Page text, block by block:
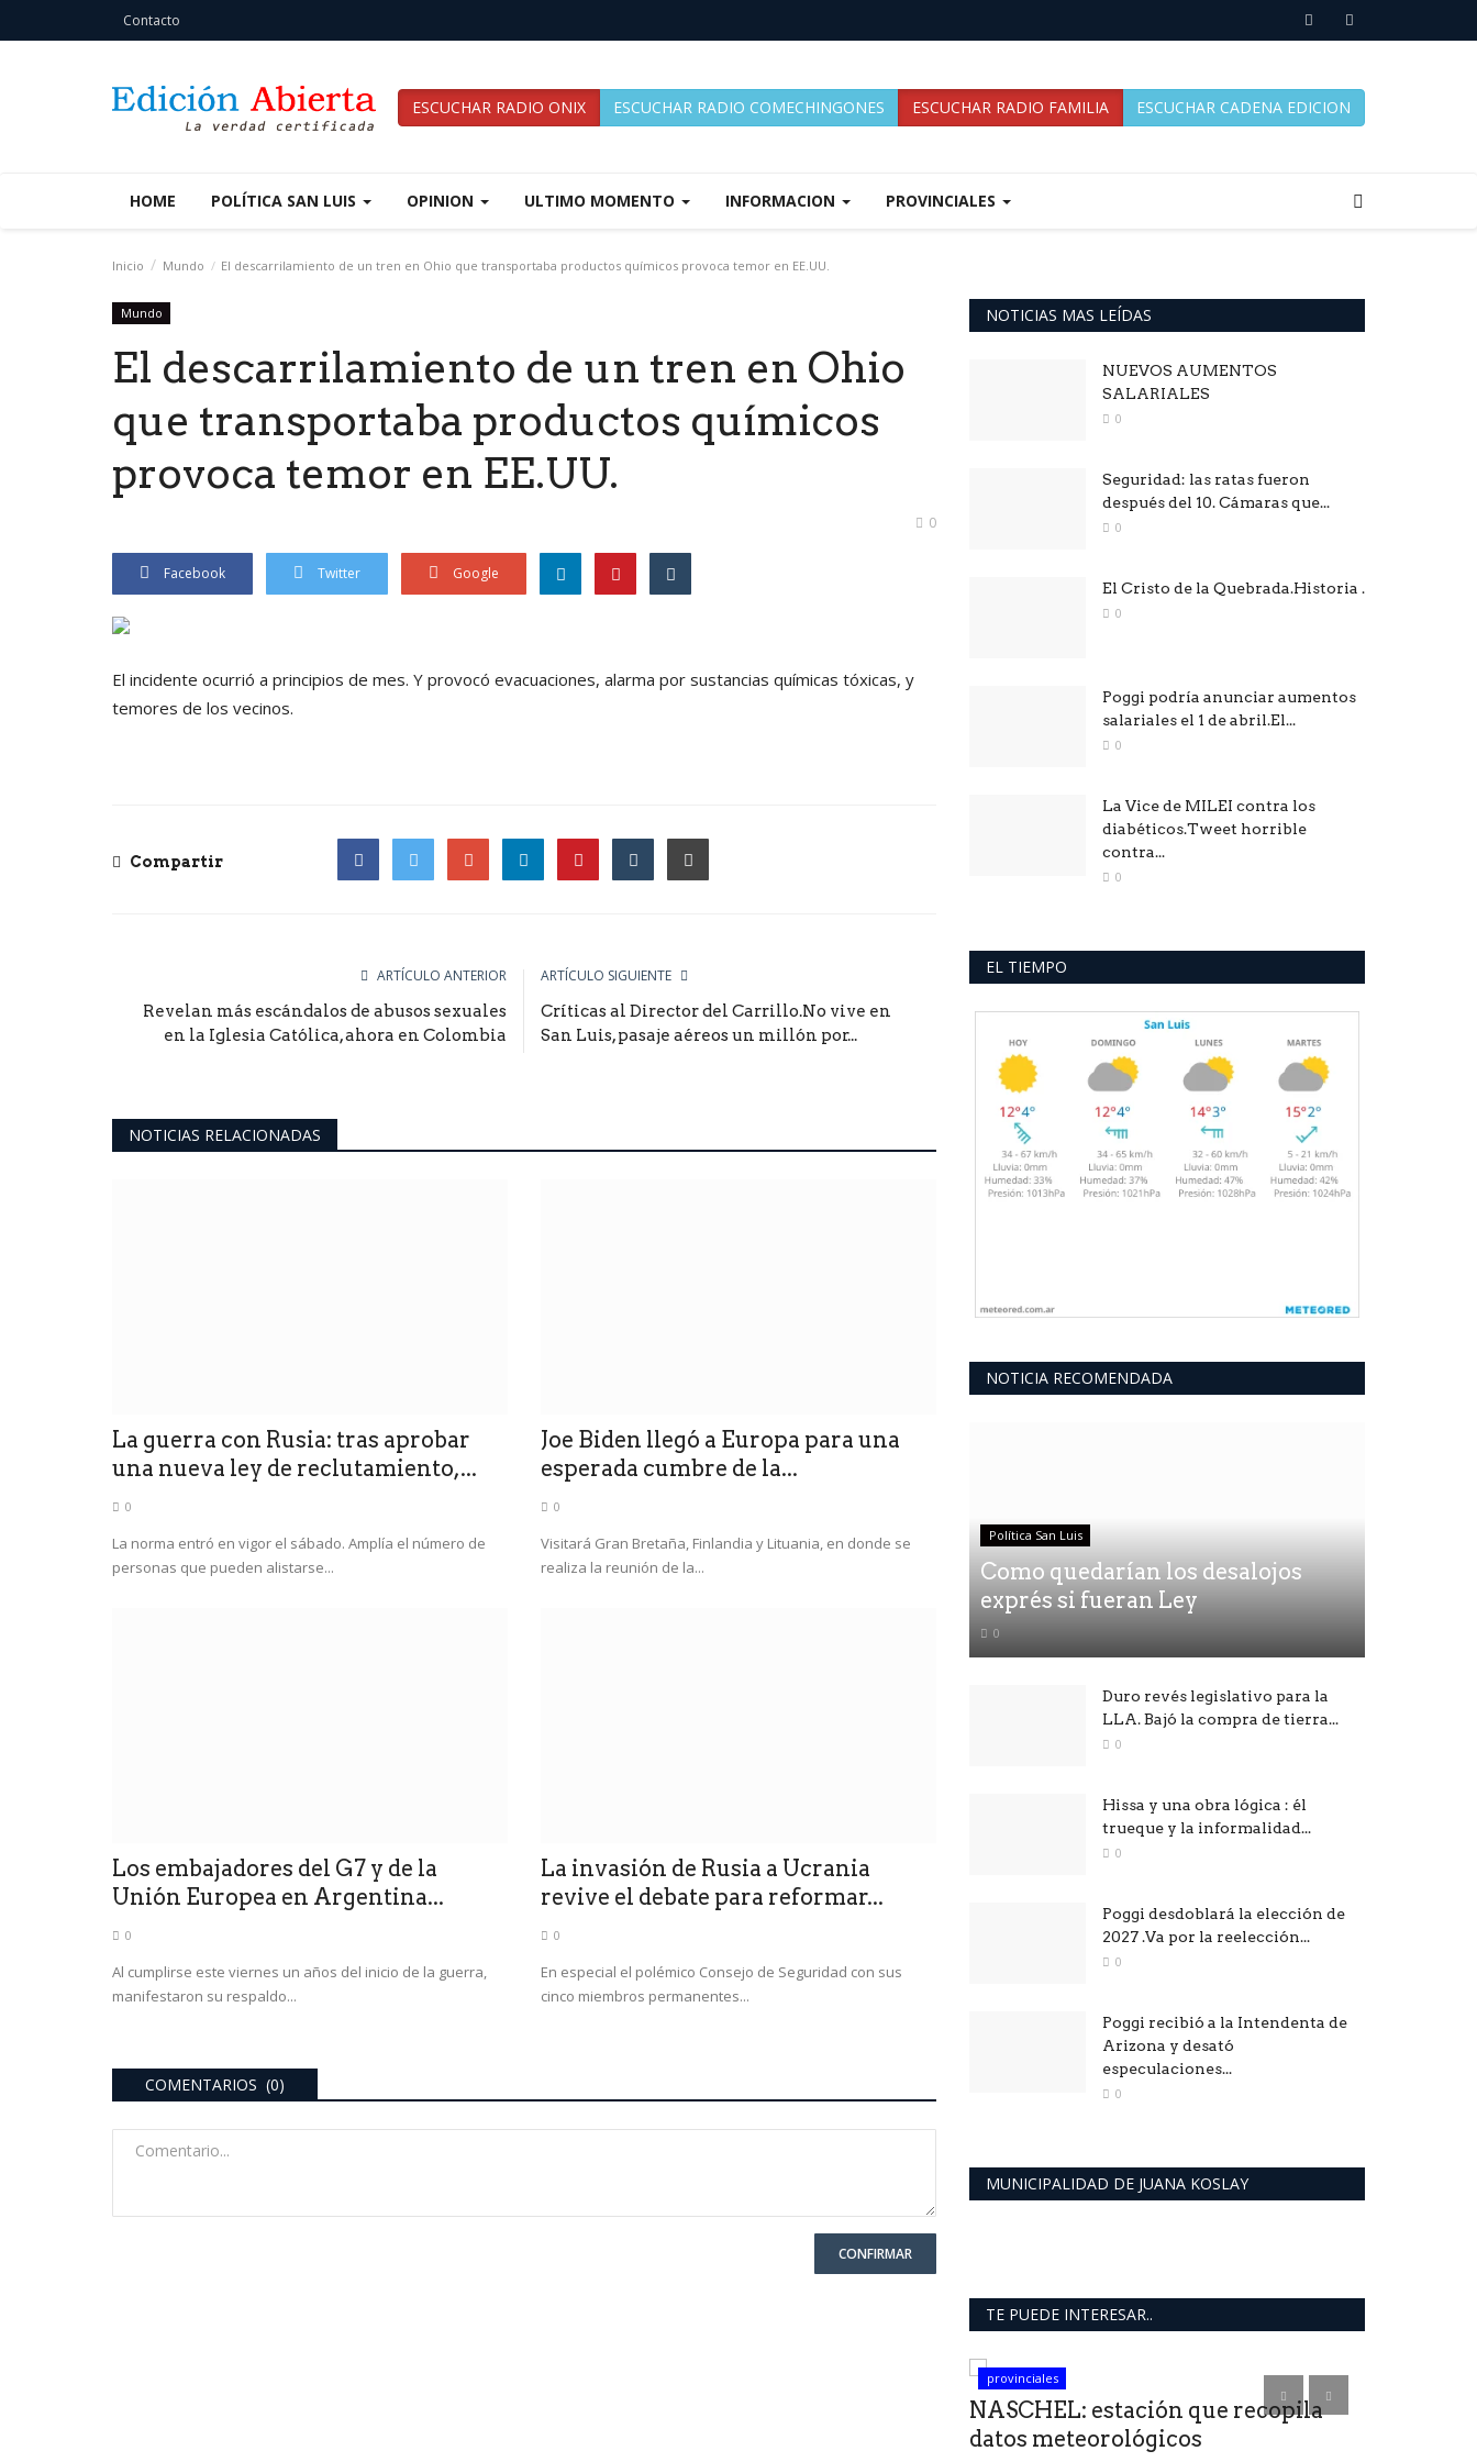
Contacto
ESCUCHAR RADIO ONIX ESCUCHAR RADIO COMECHINGONES ESCUCHAR RADIO FAMILIA ESCUCHAR CADENA EDICION
HOME POLÍTICA SAN LUIS OPINION ULTIMO MOMENTO INFORMACION PROVINCIALES
Inicio Mundo El descarrilamiento de un tren en Ohio que transportaba productos químicos provoca temor en EE.UU.
Mundo
El descarrilamiento de un tren en Ohio
que transportaba productos químicos
provoca temor en EE.UU.
0
Facebook Twitter Google
El incidente ocurrió a principios de mes. Y provocó evacuaciones, alarma por sustancias químicas tóxicas, y
temores de los vecinos.
Compartir
ARTÍCULO ANTERIOR
Revelan más escándalos de abusos sexuales
en la Iglesia Católica, ahora en Colombia
ARTÍCULO SIGUIENTE
Críticas al Director del Carrillo.No vive en
San Luis, pasaje aéreos un millón por...
NOTICIAS RELACIONADAS
La guerra con Rusia: tras aprobar
una nueva ley de reclutamiento,...
0
La norma entró en vigor el sábado. Amplía el número de
personas que pueden alistarse...
Joe Biden llegó a Europa para una
esperada cumbre de la...
0
Visitará Gran Bretaña, Finlandia y Lituania, en donde se
realiza la reunión de la...
Los embajadores del G7 y de la
Unión Europea en Argentina...
0
Al cumplirse este viernes un años del inicio de la guerra,
manifestaron su respaldo...
La invasión de Rusia a Ucrania
revive el debate para reformar...
0
En especial el polémico Consejo de Seguridad con sus
cinco miembros permanentes...
COMENTARIOS (0)
CONFIRMAR
NOTICIAS MAS LEÍDAS
NUEVOS AUMENTOS
SALARIALES
0
Seguridad: las ratas fueron
después del 10. Cámaras que...
0
El Cristo de la Quebrada.Historia .
0
Poggi podría anunciar aumentos
salariales el 1 de abril.El...
0
La Vice de MILEI contra los
diabéticos.Tweet horrible
contra...
0
EL TIEMPO
NOTICIA RECOMENDADA
Política San Luis
Como quedarían los desalojos
exprés si fueran Ley
0
Duro revés legislativo para la
LLA. Bajó la compra de tierra...
0
Hissa y una obra lógica : él
trueque y la informalidad...
0
Poggi desdoblará la elección de
2027 .Va por la reelección...
0
Poggi recibió a la Intendenta de
Arizona y desató
especulaciones...
0
MUNICIPALIDAD DE JUANA KOSLAY
TE PUEDE INTERESAR..
provinciales
NASCHEL: estación que recopila
datos meteorológicos